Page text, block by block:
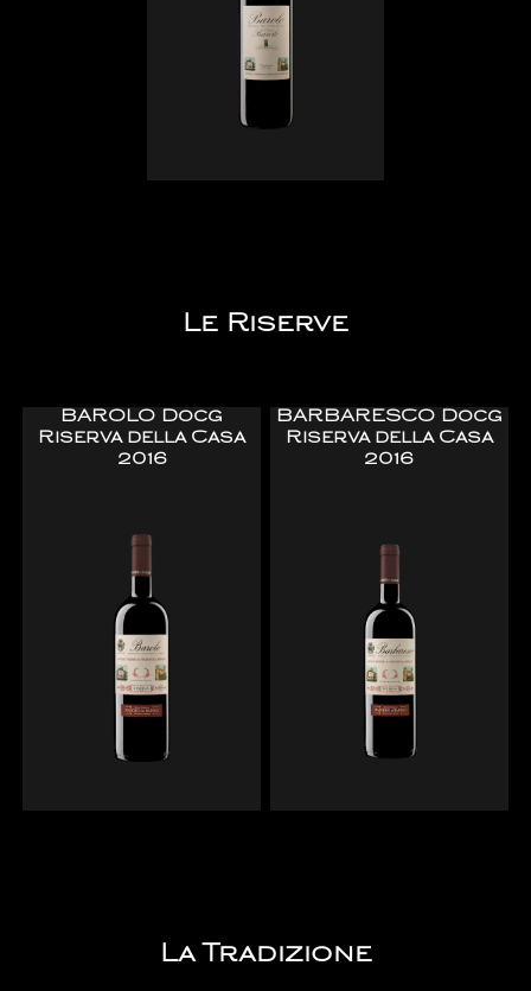
Le Riserve
BAROLO Docg
Riserva della Casa
2016
BARBARESCO Docg
Riserva della Casa
2016
La Tradizione